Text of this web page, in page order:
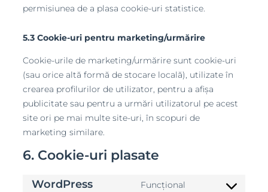
permisiunea de a plasa cookie-uri statistice.
5.3 Cookie-uri pentru marketing/urmărire
Cookie-urile de marketing/urmărire sunt cookie-uri
(sau orice altă formă de stocare locală), utilizate în
crearea profilurilor de utilizator, pentru a afișa
publicitate sau pentru a urmări utilizatorul pe acest
site ori pe mai multe site-uri, în scopuri de
marketing similare.
6. Cookie-uri plasate
WordPress Funcțional